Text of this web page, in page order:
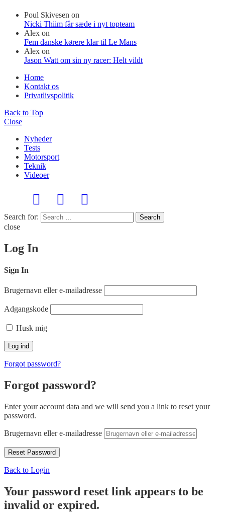
Poul Skivesen on
Nicki Thiim får sæde i nyt topteam
Alex on
Fem danske kørere klar til Le Mans
Alex on
Jason Watt om sin ny racer: Helt vildt
Home
Kontakt os
Privatlivspolitik
Back to Top
Close
Nyheder
Tests
Motorsport
Teknik
Videoer
Search for: Search
close
Log In
Sign In
Brugernavn eller e-mailadresse
Adgangskode
Husk mig
Forgot password?
Forgot password?
Enter your account data and we will send you a link to reset your
password.
Brugernavn eller e-mailadresse
Back to Login
Your password reset link appears to be
invalid or expired.